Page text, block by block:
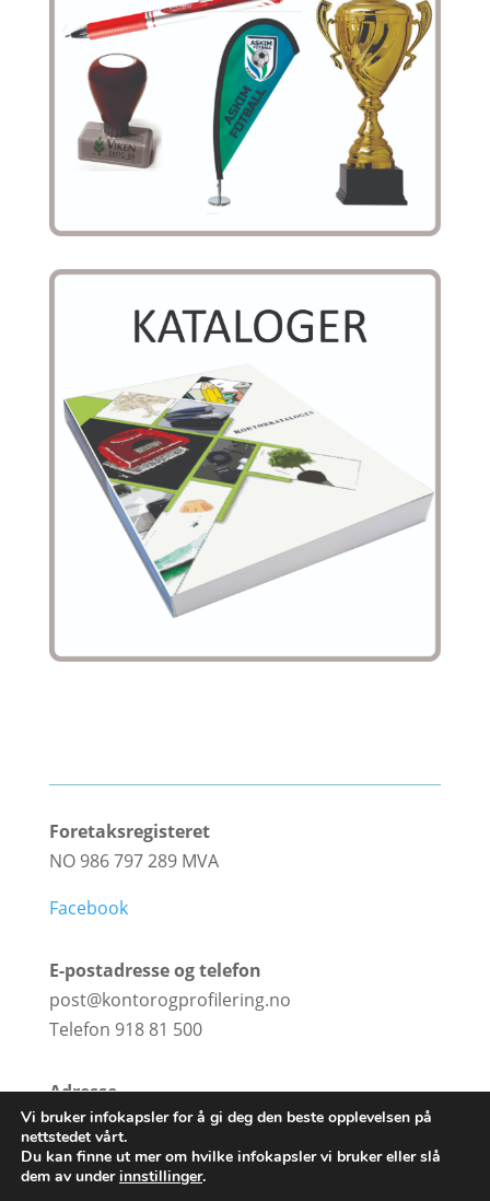
Foretaksregisteret
NO 986 797 289 MVA
Facebook
E-postadresse og telefon
post@kontorogprofilering.no
Telefon 918 81 500
Adresse
Vikingvegen 7A
7540 Klæbu
Vi bruker infokapsler for å gi deg den beste opplevelsen på
nettstedet vårt.
Du kan finne ut mer om hvilke infokapsler vi bruker eller slå
dem av underinnstillinger.